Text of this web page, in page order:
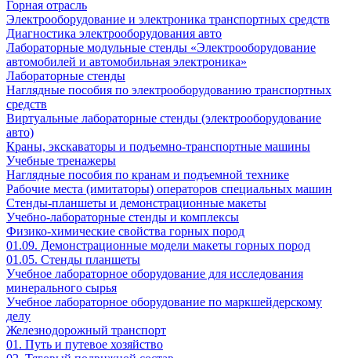
Горная отрасль
Электрооборудование и электроника транспортных средств
Диагностика электрооборудования авто
Лабораторные модульные стенды «Электрооборудование
автомобилей и автомобильная электроника»
Лабораторные стенды
Наглядные пособия по электрооборудованию транспортных
средств
Виртуальные лабораторные стенды (электрооборудование
авто)
Краны, экскаваторы и подъемно-транспортные машины
Учебные тренажеры
Наглядные пособия по кранам и подъемной технике
Рабочие места (имитаторы) операторов специальных машин
Стенды-планшеты и демонстрационные макеты
Учебно-лабораторные стенды и комплексы
Физико-химические свойства горных пород
01.09. Демонстрационные модели макеты горных пород
01.05. Стенды планшеты
Учебное лабораторное оборудование для исследования
минерального сырья
Учебное лабораторное оборудование по маркшейдерскому
делу
Железнодорожный транспорт
01. Путь и путевое хозяйство